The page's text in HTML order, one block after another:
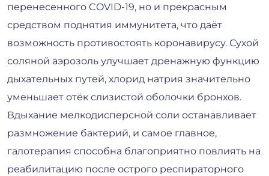
перенесенного COVID-19, но и прекрасным
средством поднятия иммунитета, что даёт
возможность противостоять коронавирусу. Сухой
соляной аэрозоль улучшает дренажную функцию
дыхательных путей, хлорид натрия значительно
уменьшает отёк слизистой оболочки бронхов.
Вдыхание мелкодисперсной соли останавливает
размножение бактерий, и самое главное,
галотерапия способна благоприятно повлиять на
реабилитацию после острого респираторного